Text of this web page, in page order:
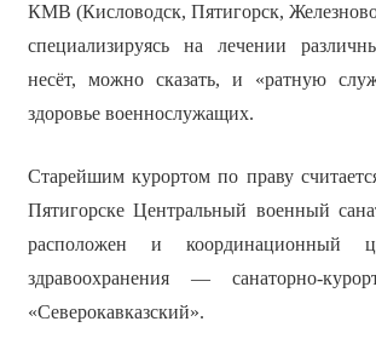
КМВ (Кисловодск, Пятигорск,
специализируясь на лечении
несёт, можно сказать, и «ратную
здоровье военнослужащих.
Старейшим курортом по праву
Пятигорске Центральный военный
расположен и координационный
здравоохранения — санаторно-
«Северокавказский».